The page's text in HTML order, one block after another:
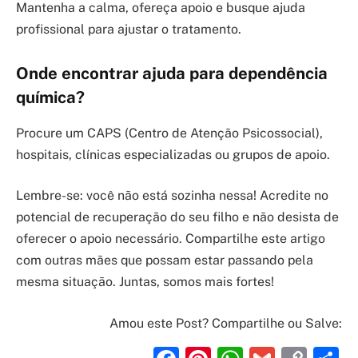
Mantenha a calma, ofereça apoio e busque ajuda
profissional para ajustar o tratamento.
Onde encontrar ajuda para dependência
química?
Procure um CAPS (Centro de Atenção Psicossocial),
hospitais, clínicas especializadas ou grupos de apoio.
Lembre-se: você não está sozinha nessa! Acredite no
potencial de recuperação do seu filho e não desista de
oferecer o apoio necessário. Compartilhe este artigo
com outras mães que possam estar passando pela
mesma situação. Juntas, somos mais fortes!
Amou este Post? Compartilhe ou Salve: